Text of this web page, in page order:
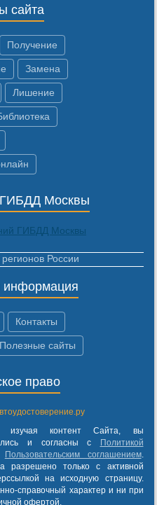
сайта
Получение
Замена
Лишение
Москвы
России
информация
Контакты
Полезные сайты
право
изучая контент Сайта, вы
и согласны с
Политикой
Пользовательским соглашением.
разрешено только с активной
на исходную страницу.
справочный характер и ни при
офертой.